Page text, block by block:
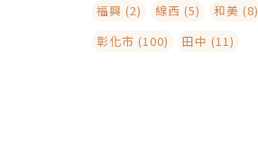
福興 (2)
線西 (5)
和美 (8)
彰化市 (100)
田中 (11)